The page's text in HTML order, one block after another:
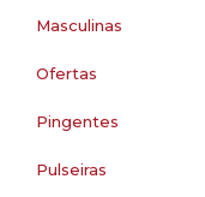
Masculinas
Ofertas
Pingentes
Pulseiras